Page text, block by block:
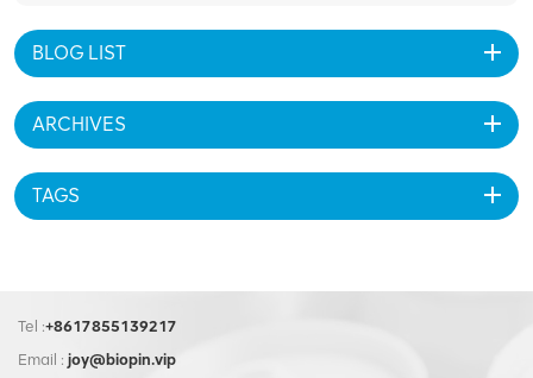
BLOG LIST
ARCHIVES
TAGS
Tel :+8617855139217
Email : joy@biopin.vip